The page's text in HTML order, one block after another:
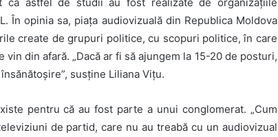
În opinia sa, piața audiovizuală din Republica Moldova
create de grupuri politice, cu scopuri politice, în care
din afară. „Dacă ar fi să ajungem la 15-20 de posturi,
susține Liliana Vițu.
pentru că au fost parte a unui conglomerat. „Cum
de partid, care nu au treabă cu un audiovizual